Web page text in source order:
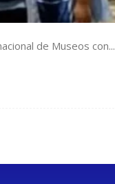
de Museos con...